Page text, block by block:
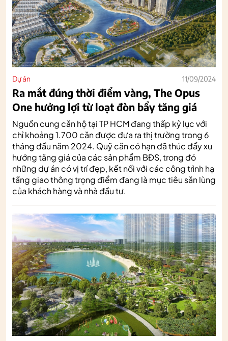
Dự án 11/09/2024
Ra mắt đúng thời điểm vàng, The Opus
One hưởng lợi từ loạt đòn bẩy tăng giá
Nguồn cung căn hộ tại TP HCM đang thấp kỷ lục với
chỉ khoảng 1.700 căn được đưa ra thị trường trong 6
tháng đầu năm 2024. Quỹ căn có hạn đã thúc đẩy xu
hướng tăng giá của các sản phẩm BĐS, trong đó
những dự án có vị trí đẹp, kết nối với các công trình hạ
tầng giao thông trọng điểm đang là mục tiêu săn lùng
của khách hàng và nhà đầu tư.